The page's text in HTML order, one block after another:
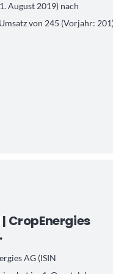
August 2019) nach
von 245 (Vorjahr:
CropEnergies
AG (ISIN